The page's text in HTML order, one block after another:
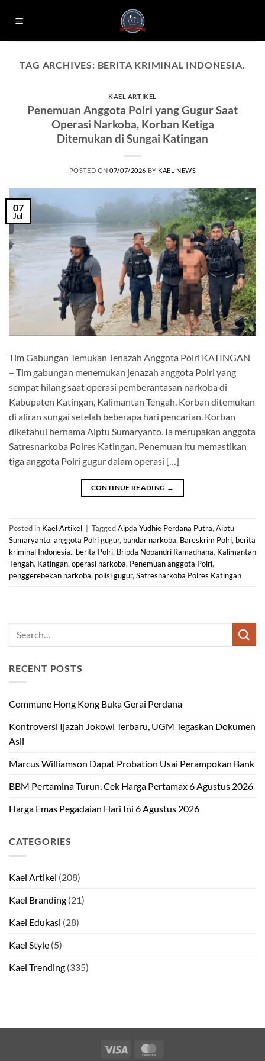
TAG ARCHIVES: BERITA KRIMINAL INDONESIA.
KAEL ARTIKEL
Penemuan Anggota Polri yang Gugur Saat
Operasi Narkoba, Korban Ketiga
Ditemukan di Sungai Katingan
POSTED ON07/07/2026 BY KAEL NEWS
07
Jul
Tim Gabungan Temukan Jenazah Anggota Polri KATINGAN
– Tim gabungan menemukan jenazah anggota Polri yang
sempat hilang saat operasi pemberantasan narkoba di
Kabupaten Katingan, Kalimantan Tengah. Korban ditemukan
di aliran sungai setelah beberapa hari pencarian. Korban
diketahui bernama Aiptu Sumaryanto. Ia merupakan anggota
Satresnarkoba Polres Katingan. Penemuan itu memastikan
tiga anggota Polri gugur dalam operasi […]
CONTINUE READING →
Posted in Kael Artikel TaggedAipda Yudhie Perdana Putra, Aiptu
Sumaryanto, anggota Polri gugur, bandar narkoba, Bareskrim Polri, berita
kriminal Indonesia., berita Polri, Bripda Nopandri Ramadhana, Kalimantan
Tengah, Katingan, operasi narkoba, Penemuan anggota Polri,
penggerebekan narkoba, polisi gugur, Satresnarkoba Polres Katingan
RECENT POSTS
Commune Hong Kong Buka Gerai Perdana
Kontroversi Ijazah Jokowi Terbaru, UGM Tegaskan Dokumen
Asli
Marcus Williamson Dapat Probation Usai Perampokan Bank
BBM Pertamina Turun, Cek Harga Pertamax 6 Agustus 2026
Harga Emas Pegadaian Hari Ini 6 Agustus 2026
CATEGORIES
Kael Artikel (208)
Kael Branding (21)
Kael Edukasi (28)
Kael Style (5)
Kael Trending (335)
Visa